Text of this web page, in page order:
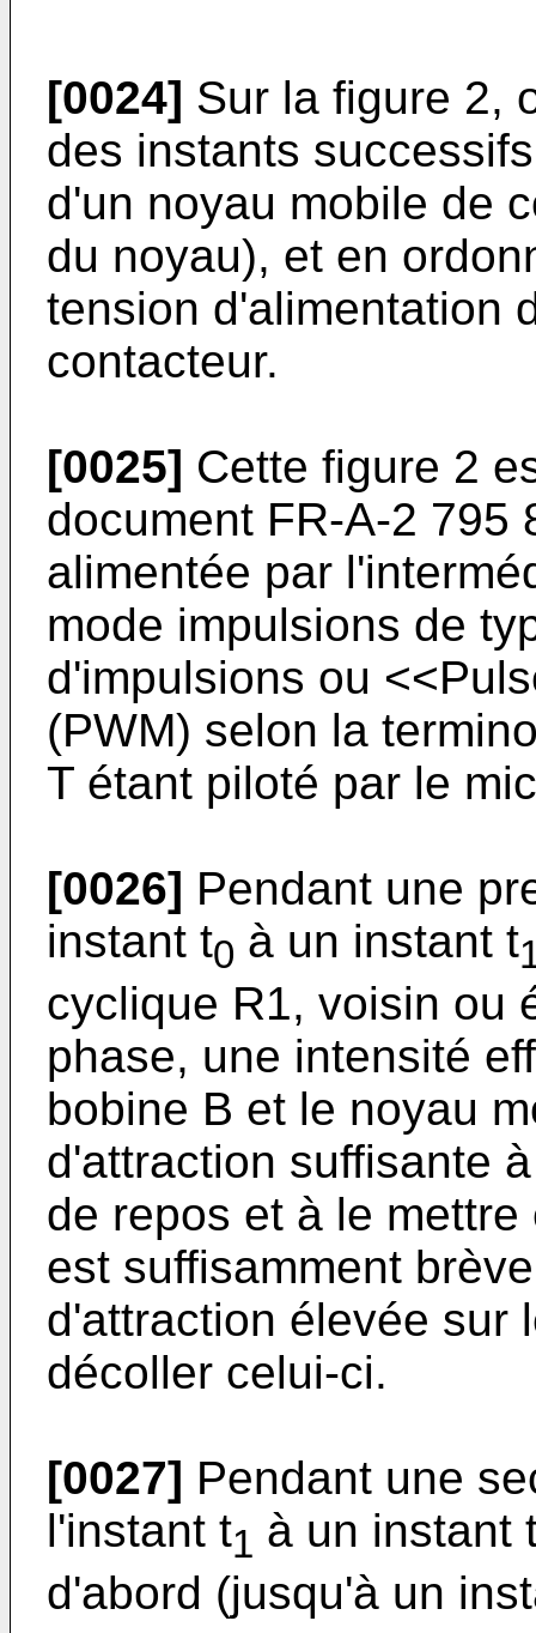
[0024] Sur la figure 2,
des instants
d'un noyau mobile de
du noyau), et en
tension d'alimentation
contacteur.
[0025] Cette figure 2
document FR-A-2 795
alimentée par
mode impulsions de
d'impulsions ou
(PWM) selon la
T étant piloté par le
[0026] Pendant une
instant t0 à un instant t
cyclique R1, voisin ou
phase, une intensité
bobine B et le noyau
d'attraction suffisante
de repos et à le
est suffisamment
d'attraction élevée sur
décoller celui-ci.
[0027] Pendant une
l'instant t1 à un instant
d'abord (jusqu'à un